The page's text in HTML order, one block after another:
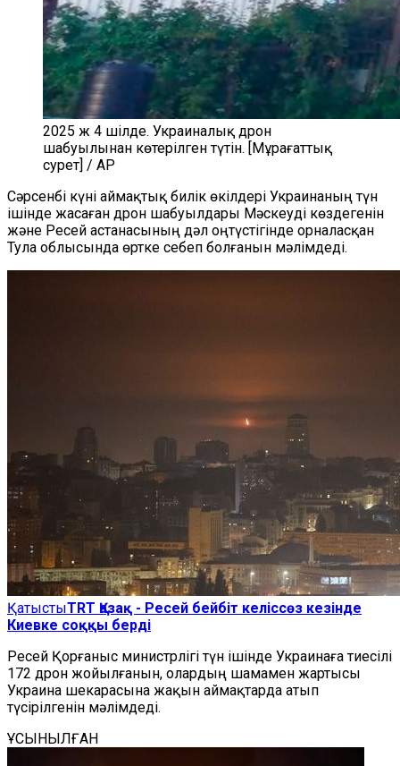
2025 ж 4 шілде. Украиналық дрон
шабуылынан көтерілген түтін. [Мұрағаттық
сурет] / AP
Сәрсенбі күні аймақтық билік өкілдері Украинаның түн
ішінде жасаған дрон шабуылдары Мәскеуді көздегенін
және Ресей астанасының дәл оңтүстігінде орналасқан
Тула облысында өртке себеп болғанын мәлімдеді.
ҚатыстыTRT Қазақ - Ресей бейбіт келіссөз кезінде
Киевке соққы берді
Ресей Қорғаныс министрлігі түн ішінде Украинаға тиесілі
172 дрон жойылғанын, олардың шамамен жартысы
Украина шекарасына жақын аймақтарда атып
түсірілгенін мәлімдеді.
ҰСЫНЫЛҒАН